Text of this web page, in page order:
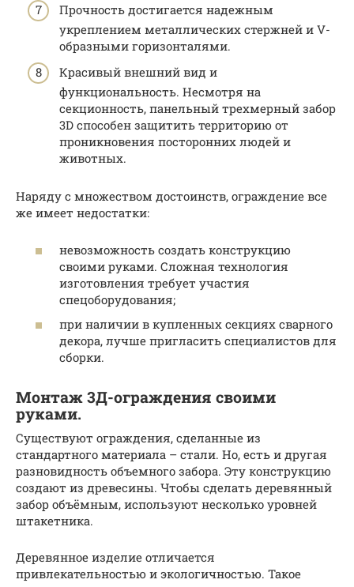
Прочность достигается надежным
укреплением металлических стержней и V-
образными горизонталями.
Красивый внешний вид и
функциональность. Несмотря на
секционность, панельный трехмерный забор
3D способен защитить территорию от
проникновения посторонних людей и
животных.
Наряду с множеством достоинств, ограждение все
же имеет недостатки:
невозможность создать конструкцию
своими руками. Сложная технология
изготовления требует участия
спецоборудования;
при наличии в купленных секциях сварного
декора, лучше пригласить специалистов для
сборки.
Монтаж 3Д-ограждения своими
руками.
Существуют ограждения, сделанные из
стандартного материала – стали. Но, есть и другая
разновидность объемного забора. Эту конструкцию
создают из древесины. Чтобы сделать деревянный
забор объёмным, используют несколько уровней
штакетника.
Деревянное изделие отличается
привлекательностью и экологичностью. Такое